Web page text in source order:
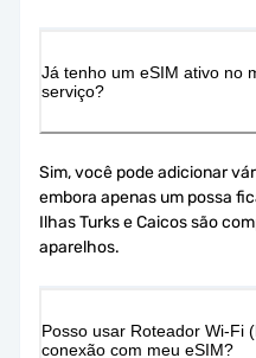
Já tenho um eSIM ativo no
serviço?
Sim, você pode adicionar
embora apenas um possa
Ilhas Turks e Caicos são
aparelhos.
Posso usar Roteador Wi-Fi
conexão com meu eSIM?